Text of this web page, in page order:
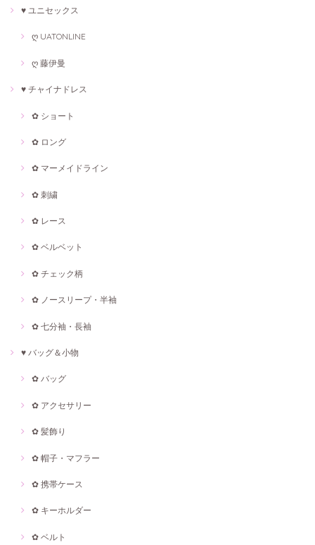
♥ ユニセックス
ღ UATONLINE
ღ 藤伊曼
♥ チャイナドレス
✿ ショート
✿ ロング
✿ マーメイドライン
✿ 刺繍
✿ レース
✿ ベルベット
✿ チェック柄
✿ ノースリープ・半袖
✿ 七分袖・長袖
♥ バッグ＆小物
✿ バッグ
✿ アクセサリー
✿ 髪飾り
✿ 帽子・マフラー
✿ 携帯ケース
✿ キーホルダー
✿ ベルト